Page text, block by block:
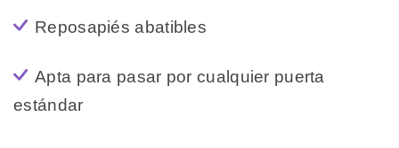
Reposapiés abatibles
Apta para pasar por cualquier puerta
estándar